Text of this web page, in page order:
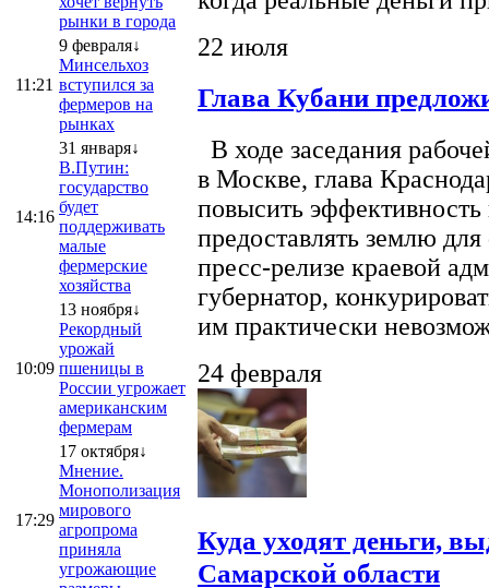
рынки в города
11:21
9 февраля↓
Минсельхоз
вступился за
фермеров на
рынках
14:16
31 января↓
В.Путин:
государство
будет
поддерживать
малые
фермерские
хозяйства
10:09
13 ноября↓
Рекордный
урожай
пшеницы в
России угрожает
американским
фермерам
17:29
17 октября↓
Мнение.
Монополизация
мирового
агропрома
приняла
угрожающие
22 июля
Глава Кубани
В ходе заседания
в Москве, глава
повысить эффективность
предоставлять землю
пресс-релизе краевой
губернатор,
им практически
24 февраля
Куда уходят деньги,
Самарской области